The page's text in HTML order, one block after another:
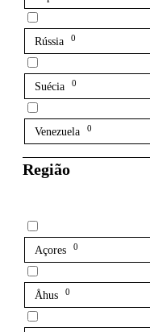
Rússia 0
Suécia 0
Venezuela 0
Região
Açores 0
Åhus 0